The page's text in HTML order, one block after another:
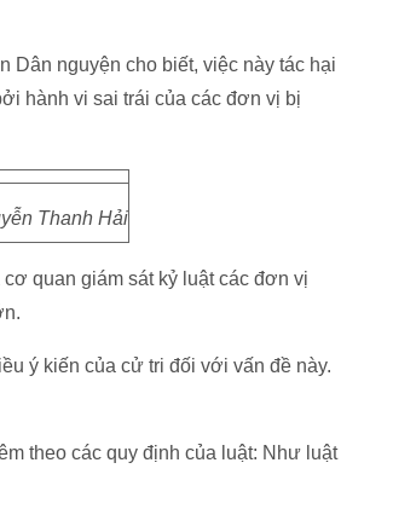
Dân nguyện cho biết, việc này tác hại
hành vi sai trái của các đơn vị bị
Thanh Hải
quan giám sát kỷ luật các đơn vị
ý kiến của cử tri đối với vấn đề này.
theo các quy định của luật: Như luật